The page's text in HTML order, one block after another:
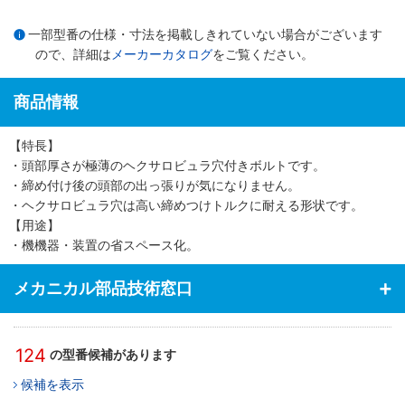
一部型番の仕様・寸法を掲載しきれていない場合がございます
ので、詳細は メーカーカタログをご覧ください。
商品情報
【特長】
・頭部厚さが極薄のヘクサロビュラ穴付きボルトです。
・締め付け後の頭部の出っ張りが気になりません。
・ヘクサロビュラ穴は高い締めつけトルクに耐える形状です。
【用途】
・機機器・装置の省スペース化。
メカニカル部品技術窓口
124 の型番候補があります
候補を表示